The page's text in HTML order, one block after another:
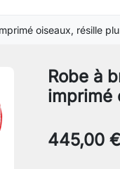
oiseaux, résille
Robe à
imprimé
445,00 €